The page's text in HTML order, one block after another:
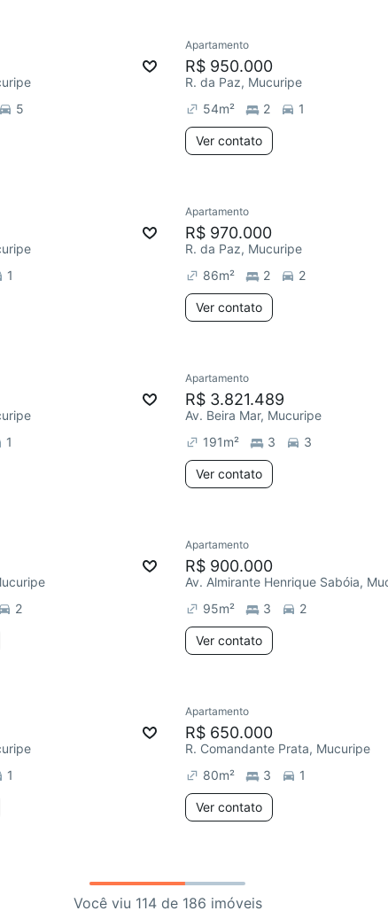
5
Apartamento
R$ 950.000
R. da Paz, Mucuripe
54m² 2 1
Ver contato
1
Apartamento
R$ 970.000
R. da Paz, Mucuripe
86m² 2 2
Ver contato
1
Apartamento
R$ 3.821.489
Av. Beira Mar, Mucuripe
191m² 3 3
Ver contato
2
Apartamento
R$ 900.000
95m² 3 2
Ver contato
1
Apartamento
R$ 650.000
R. Comandante Prata, Mucuripe
80m² 3 1
Ver contato
Você viu 114 de 186 imóveis